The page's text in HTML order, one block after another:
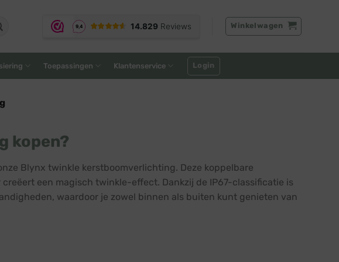
Winkelwagen
Toepassingen Klantenservice Login
kopen?
Blynx twinkle kerstboomverlichting. Deze koppelbare
een magisch twinkle-effect. Dankzij de IP67-classificatie is
waardoor je zowel binnen als buiten kunt genieten van